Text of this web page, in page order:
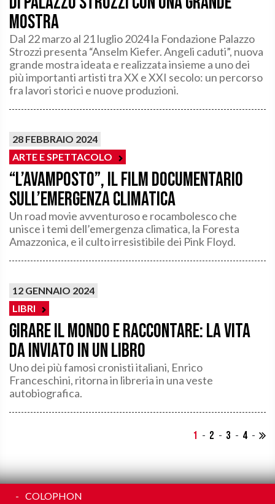
mostra
Dal 22 marzo al 21 luglio 2024 la Fondazione Palazzo
Strozzi presenta “Anselm Kiefer. Angeli caduti”, nuova
grande mostra ideata e realizzata insieme a uno dei
più importanti artisti tra XX e XXI secolo: un percorso
fra lavori storici e nuove produzioni.
28 FEBBRAIO 2024
ARTE E SPETTACOLO
“L’avamposto”, il film documentario
sull’emergenza climatica
Un road movie avventuroso e rocambolesco che
unisce i temi dell’emergenza climatica, la Foresta
Amazzonica, e il culto irresistibile dei Pink Floyd.
12 GENNAIO 2024
LIBRI
Girare il mondo e raccontare: la vita
da inviato in un libro
Uno dei più famosi cronisti italiani, Enrico
Franceschini, ritorna in libreria in una veste
autobiografica.
1 2 3 4
COLOPHON